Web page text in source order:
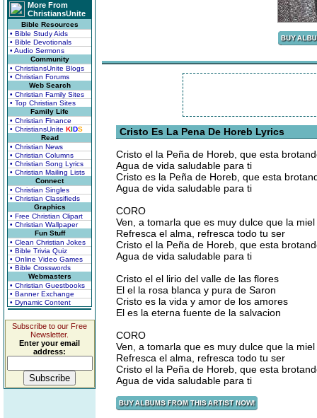
More From
ChristiansUnite
Bible Resources
• Bible Study Aids
• Bible Devotionals
• Audio Sermons
Community
• ChristiansUnite Blogs
• Christian Forums
Web Search
• Christian Family Sites
• Top Christian Sites
Family Life
• Christian Finance
• ChristiansUnite KIDS
Read
• Christian News
• Christian Columns
• Christian Song Lyrics
• Christian Mailing Lists
Connect
• Christian Singles
• Christian Classifieds
Graphics
• Free Christian Clipart
• Christian Wallpaper
Fun Stuff
• Clean Christian Jokes
• Bible Trivia Quiz
• Online Video Games
• Bible Crosswords
Webmasters
• Christian Guestbooks
• Banner Exchange
• Dynamic Content
Subscribe to our Free
Newsletter.
Enter your email
address:
Cristo Es La Pena De Horeb Lyrics
Cristo el la Peña de Horeb, que esta
Agua de vida saludable para ti
Cristo es la Peña de Horeb, que esta
Agua de vida saludable para ti
CORO
Ven, a tomarla que es muy dulce que la miel
Refresca el alma, refresca todo tu ser
Cristo el la Peña de Horeb, que esta
Agua de vida saludable para ti
Cristo el el lirio del valle de las flores
El el la rosa blanca y pura de Saron
Cristo es la vida y amor de los amores
El es la eterna fuente de la salvacion
CORO
Ven, a tomarla que es muy dulce que la miel
Refresca el alma, refresca todo tu ser
Cristo el la Peña de Horeb, que esta
Agua de vida saludable para ti